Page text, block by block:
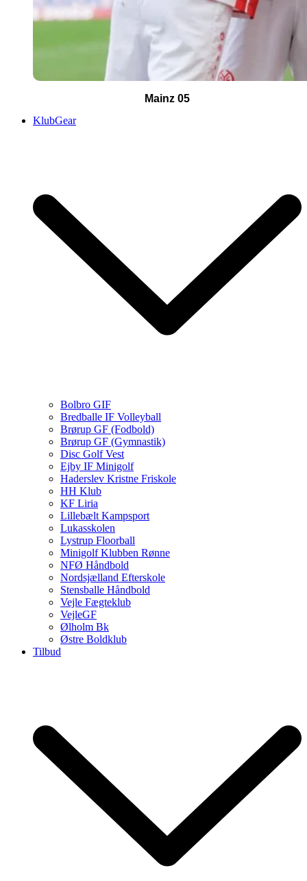
Mainz 05
KlubGear
Bolbro GIF
Bredballe IF Volleyball
Brørup GF (Fodbold)
Brørup GF (Gymnastik)
Disc Golf Vest
Ejby IF Minigolf
Haderslev Kristne Friskole
HH Klub
KF Liria
Lillebælt Kampsport
Lukasskolen
Lystrup Floorball
Minigolf Klubben Rønne
NFØ Håndbold
Nordsjælland Efterskole
Stensballe Håndbold
Vejle Fægteklub
VejleGF
Ølholm Bk
Østre Boldklub
Tilbud